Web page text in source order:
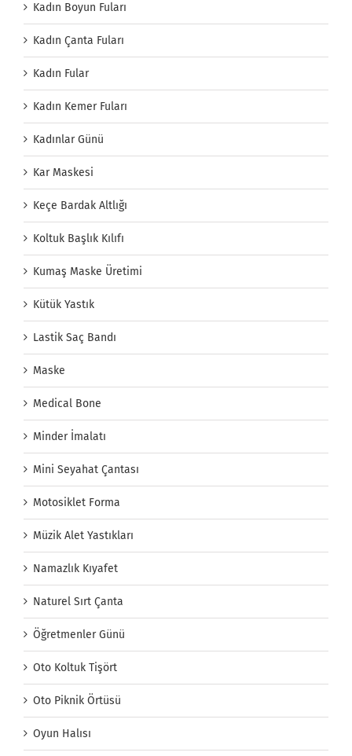
Kadın Boyun Fuları
Kadın Çanta Fuları
Kadın Fular
Kadın Kemer Fuları
Kadınlar Günü
Kar Maskesi
Keçe Bardak Altlığı
Koltuk Başlık Kılıfı
Kumaş Maske Üretimi
Kütük Yastık
Lastik Saç Bandı
Maske
Medical Bone
Minder İmalatı
Mini Seyahat Çantası
Motosiklet Forma
Müzik Alet Yastıkları
Namazlık Kıyafet
Naturel Sırt Çanta
Öğretmenler Günü
Oto Koltuk Tişört
Oto Piknik Örtüsü
Oyun Halısı